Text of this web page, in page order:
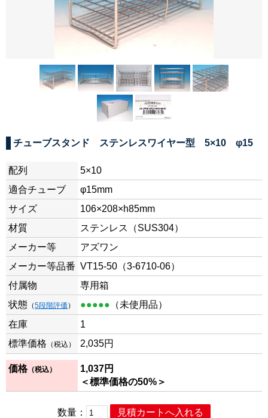
チューブスタンド ステンレスワイヤー型 5×10 φ15
配列
5×10
適合チューブ
φ15mm
サイズ
106×208×h85mm
材質
ステンレス（SUS304）
メーカー等
アズワン
メーカー等品番 VT15-50（3-6710-06）
付属物
専用箱
状態 （5段階評価 ） ●●●●● （未使用品）
在庫
1
標準価格 （税込） 2,035円
価格（税込） 1,037円
＜標準価格の50%＞
数量：